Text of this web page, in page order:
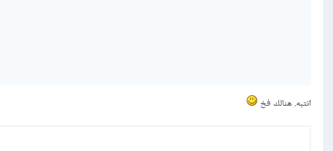
انتبه. هنالك فخ